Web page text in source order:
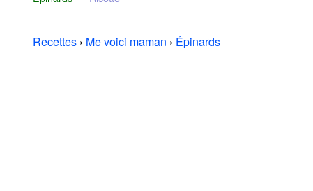
Recettes › Me voici maman › Épinards